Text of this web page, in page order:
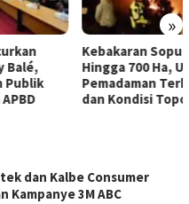
»
Soputan Meluas
700 Ha, Upaya
Terkendala Angin
Kondisi Topografi
dan Kalbe Consumer
Kampanye 3M ABC